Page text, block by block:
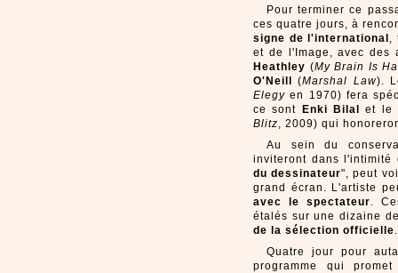
Pour terminer ce
ces quatre jours, à
signe de l'international ,
et de l'Image, avec des
Heathley (My Brain Is
O'Neill
(Marshal Law).
Elegy en 1970) fera
ce sont
Enki Bilal
et le
Blitz, 2009) qui
Au sein du
inviteront dans
du dessinateur", peut
grand écran. L'artiste
avec le spectateur.
étalés sur une dizaine
de la sélection officielle.
Quatre jour pour
programme qui